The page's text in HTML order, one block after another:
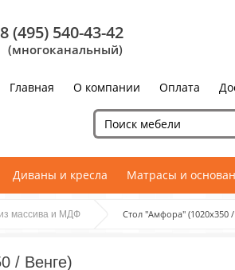
8 (495) 540-43-42
(многоканальный)
Главная О компании Оплата
Диваны и кресла Матрасы и
массива и МДФ Стол "Амфора" (1020х350
/ Венге)